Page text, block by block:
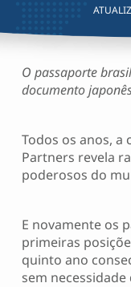
O passaporte
documento
Todos os anos,
Partners revela
poderosos do
E novamente os
primeiras
quinto ano
sem necessidade